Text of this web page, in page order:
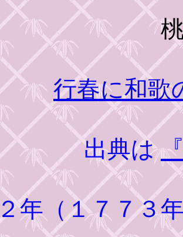
行春に和歌
出典は
年（１７７３